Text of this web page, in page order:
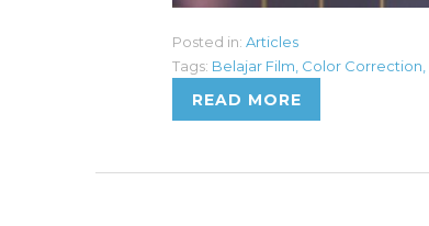
Posted in: Articles
Tags: Belajar Film Color Correction
READ MORE